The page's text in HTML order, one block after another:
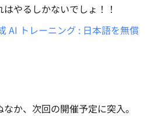
やるしかないでしょ！！
AI トレーニング : 日本語を無償
か、次回の開催予定に突入。